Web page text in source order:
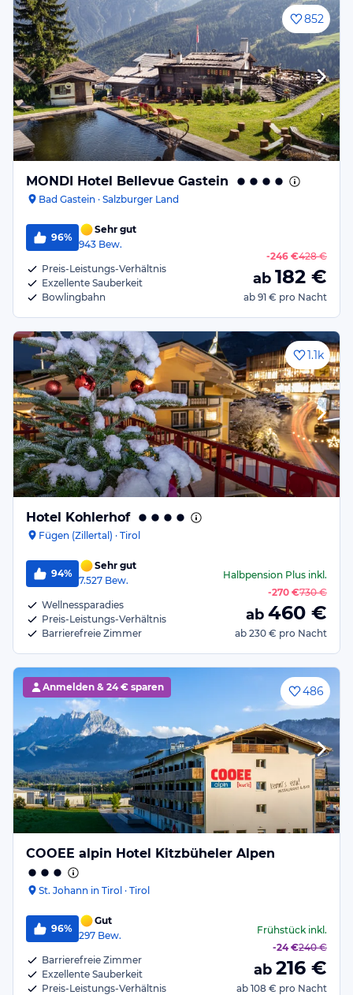
852
MONDI Hotel Bellevue Gastein
Bad Gastein · Salzburger Land
96%
Sehr gut
943 Bew.
Preis-Leistungs-Verhältnis
Exzellente Sauberkeit
Bowlingbahn
-246 €428 €
ab 182 €
ab 91 € pro Nacht
1.1k
Hotel Kohlerhof
Fügen (Zillertal) · Tirol
94%
Sehr gut
7.527 Bew.
Wellnessparadies
Preis-Leistungs-Verhältnis
Barrierefreie Zimmer
Halbpension Plus inkl.
-270 €730 €
ab 460 €
ab 230 € pro Nacht
Anmelden & 24 € sparen 486
COOEE alpin Hotel Kitzbüheler Alpen
St. Johann in Tirol · Tirol
96%
Gut
297 Bew.
Barrierefreie Zimmer
Exzellente Sauberkeit
Preis-Leistungs-Verhältnis
Frühstückinkl.
-24 €240 €
ab 216 €
ab 108 € pro Nacht